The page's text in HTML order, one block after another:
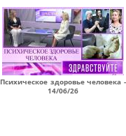
Психическое здоровье человека -
14/06/26